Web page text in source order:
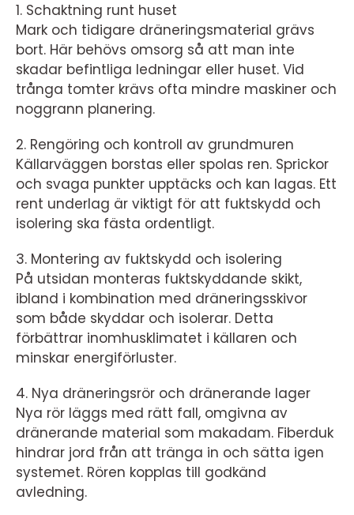
1. Schaktning runt huset
Mark och tidigare dräneringsmaterial grävs
bort. Här behövs omsorg så att man inte
skadar befintliga ledningar eller huset. Vid
trånga tomter krävs ofta mindre maskiner och
noggrann planering.
2. Rengöring och kontroll av grundmuren
Källarväggen borstas eller spolas ren. Sprickor
och svaga punkter upptäcks och kan lagas. Ett
rent underlag är viktigt för att fuktskydd och
isolering ska fästa ordentligt.
3. Montering av fuktskydd och isolering
På utsidan monteras fuktskyddande skikt,
ibland i kombination med dräneringsskivor
som både skyddar och isolerar. Detta
förbättrar inomhusklimatet i källaren och
minskar energiförluster.
4. Nya dräneringsrör och dränerande lager
Nya rör läggs med rätt fall, omgivna av
dränerande material som makadam. Fiberduk
hindrar jord från att tränga in och sätta igen
systemet. Rören kopplas till godkänd
avledning.